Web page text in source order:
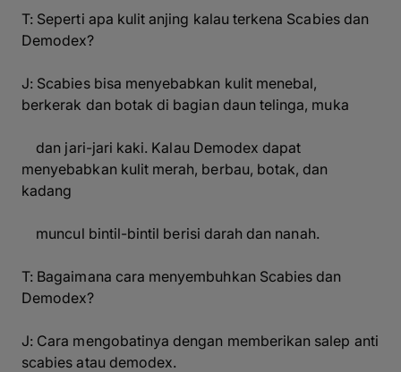
T: Seperti apa kulit anjing kalau terkena Scabies dan
Demodex?
J: Scabies bisa menyebabkan kulit menebal,
berkerak dan botak di bagian daun telinga, muka
dan jari-jari kaki. Kalau Demodex dapat
menyebabkan kulit merah, berbau, botak, dan
kadang
muncul bintil-bintil berisi darah dan nanah.
T: Bagaimana cara menyembuhkan Scabies dan
Demodex?
J: Cara mengobatinya dengan memberikan salep anti
scabies atau demodex.